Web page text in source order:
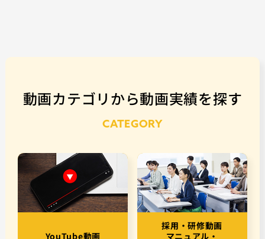
動画カテゴリから動画実績を探す
CATEGORY
YouTube動画
採用・研修動画
マニュアル・